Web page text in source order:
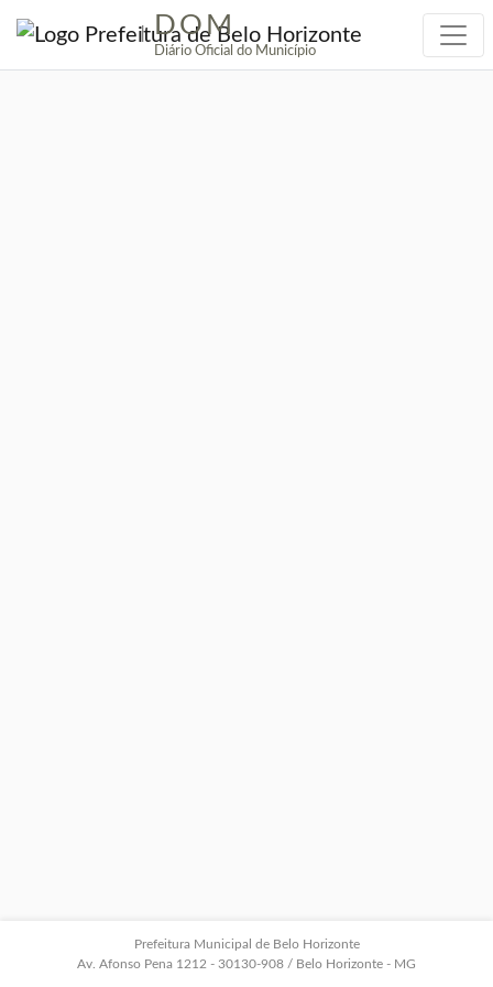
| DOM
Diário Oficial do Município
Prefeitura Municipal de Belo Horizonte
Av. Afonso Pena 1212 - 30130-908 / Belo Horizonte - MG